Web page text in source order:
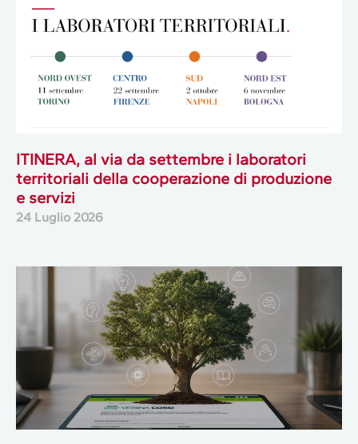
ITINERA, al via da settembre i laboratori
territoriali della cooperazione di produzione
e servizi
24 Luglio 2026